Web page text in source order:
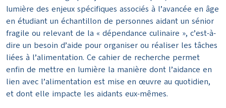
lumière des enjeux spécifiques associés à l’avancée en âge
en étudiant un échantillon de personnes aidant un sénior
fragile ou relevant de la « dépendance culinaire », c’est-à-
dire un besoin d’aide pour organiser ou réaliser les tâches
liées à l’alimentation. Ce cahier de recherche permet
enfin de mettre en lumière la manière dont l’aidance en
lien avec l’alimentation est mise en œuvre au quotidien,
et dont elle impacte les aidants eux-mêmes.